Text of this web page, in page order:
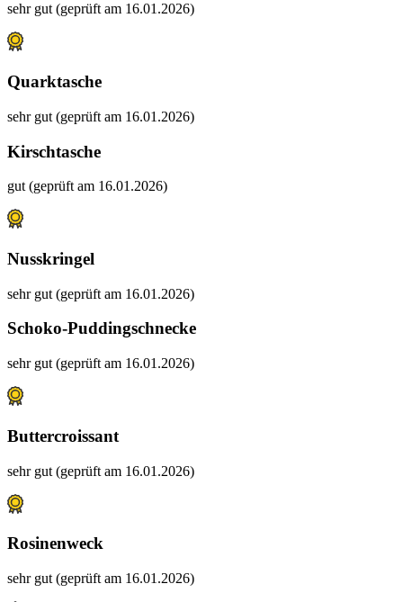
sehr gut (geprüft am 16.01.2026)
Quarktasche
sehr gut (geprüft am 16.01.2026)
Kirschtasche
gut (geprüft am 16.01.2026)
Nusskringel
sehr gut (geprüft am 16.01.2026)
Schoko-Puddingschnecke
sehr gut (geprüft am 16.01.2026)
Buttercroissant
sehr gut (geprüft am 16.01.2026)
Rosinenweck
sehr gut (geprüft am 16.01.2026)